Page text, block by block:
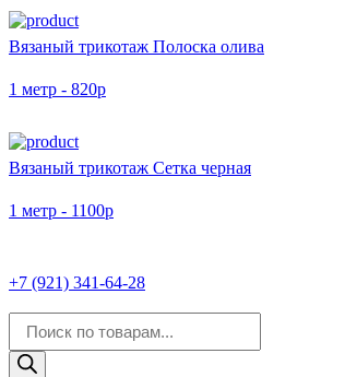
Вязаный трикотаж Полоска олива
1 метр - 820р
Вязаный трикотаж Сетка черная
1 метр - 1100р
+7 (921) 341-64-28
товаров